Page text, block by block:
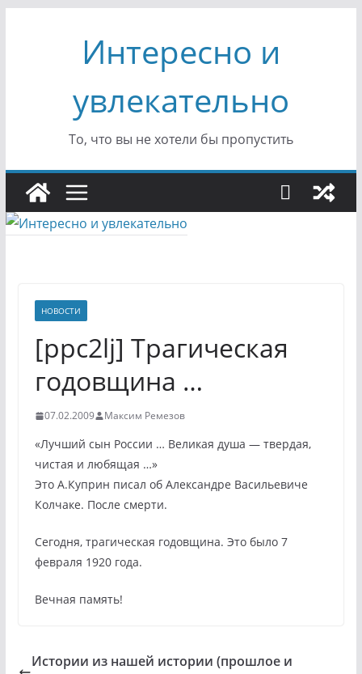
содержимомуИнтересно и
увлекательно
То, что вы не хотели бы пропустить
НОВОСТИ
[ppc2lj] Трагическая
годовщина …
07.02.2009 Максим Ремезов
«Лучший сын России … Великая душа — твердая,
чистая и любящая …»
Это А.Куприн писал об Александре Васильевиче
Колчаке. После смерти.
Сегодня, трагическая годовщина. Это было 7
февраля 1920 года.
Вечная память!
Истории из нашей истории (прошлое и